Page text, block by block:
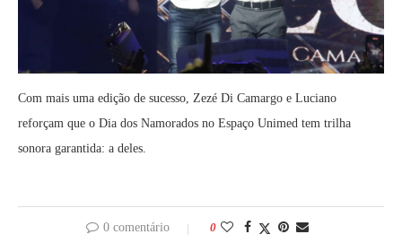
Com mais uma edição de sucesso, Zezé Di Camargo e Luciano
reforçam que o Dia dos Namorados no Espaço Unimed tem trilha
sonora garantida: a deles.
0 comentário 0